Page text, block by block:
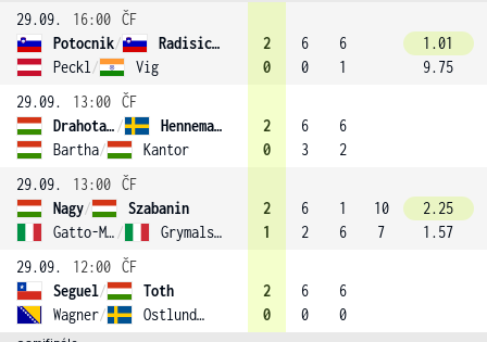
29.09. 16:00 ČF
Potocnik/
Radisic (1)
Peckl / Vig
2
0
6
0
6
1
1.01
9.75
29.09.
13:00 ČF
Drahota Szabo /
Hennemann (4)
Bartha/ Kantor
2
0
6
3
6
2
29.09.
13:00 ČF
Nagy/
Szabanin
Gatto-Monticone / Grymalska (2)
2
1
6
2
1
6
10
7
2.25
1.57
29.09.
12:00 ČF
Seguel/
Toth
Wagner/ Ostlund (3)
2
0
6
0
6
0